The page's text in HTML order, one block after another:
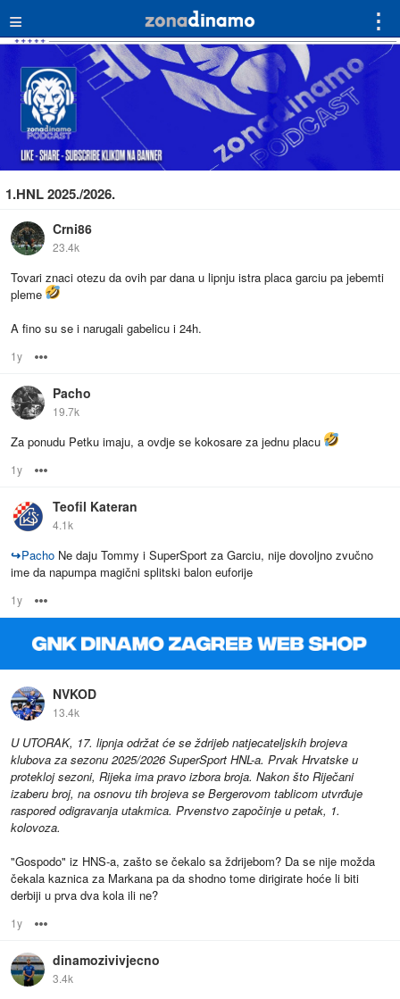
≡ ⋮
1.HNL 2025./2026.
Crni86
23.4k
Tovari znaci otezu da ovih par dana u lipnju istra placa garciu pa jebemti
pleme
A fino su se i narugali gabelicu i 24h.
1y
Pacho
19.7k
Za ponudu Petku imaju, a ovdje se kokosare za jednu placu
1y
Teofil Kateran
4.1k
↪Pacho Ne daju Tommy i SuperSport za Garciu, nije dovoljno zvučno
ime da napumpa magični splitski balon euforije
1y
NVKOD
13.4k
U UTORAK, 17. lipnja održat će se ždrijeb natjecateljskih brojeva
klubova za sezonu 2025/2026 SuperSport HNL-a. Prvak Hrvatske u
protekloj sezoni, Rijeka ima pravo izbora broja. Nakon što Riječani
izaberu broj, na osnovu tih brojeva se Bergerovom tablicom utvrđuje
raspored odigravanja utakmica. Prvenstvo započinje u petak, 1.
kolovoza.
"Gospodo" iz HNS-a, zašto se čekalo sa ždrijebom? Da se nije možda
čekala kaznica za Markana pa da shodno tome dirigirate hoće li biti
derbiji u prva dva kola ili ne?
1y
dinamozivivjecno
3.4k